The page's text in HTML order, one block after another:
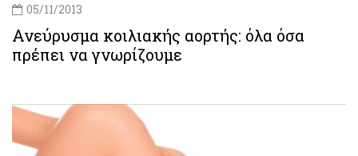
05/11/2013
Ανεύρυσμα κοιλιακής αορτής: όλα όσα
πρέπει να γνωρίζουμε